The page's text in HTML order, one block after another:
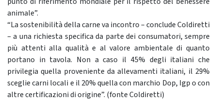
animale”.
“La sostenibilità della carne va incontro – conclude Coldiretti
– a una richiesta specifica da parte dei consumatori, sempre
più attenti alla qualità e al valore ambientale di quanto
portano in tavola. Non a caso il 45% degli italiani che
privilegia quella proveniente da allevamenti italiani, il 29%
sceglie carni locali e il 20% quella con marchio Dop, Igp o con
altre certificazioni di origine”. (fonte Coldiretti)